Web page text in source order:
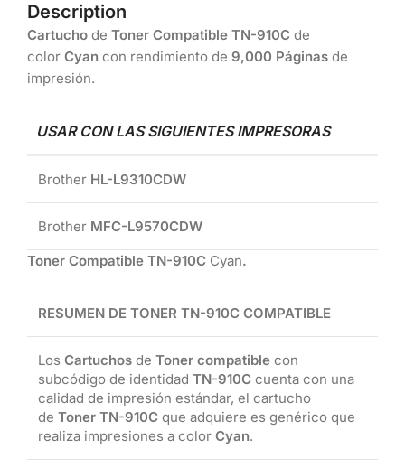
Description
Cartucho de Toner Compatible TN-910C de
color Cyan con rendimiento de 9,000 Páginas de
impresión.
USAR CON LAS SIGUIENTES IMPRESORAS
Brother HL-L9310CDW
Brother MFC-L9570CDW
Toner Compatible TN-910C Cyan.
RESUMEN DE TONER TN-910C COMPATIBLE
Los Cartuchos de Toner compatible con
subcódigo de identidad TN-910C cuenta con una
calidad de impresión estándar, el cartucho
de Toner TN-910C que adquiere es genérico que
realiza impresiones a color Cyan.